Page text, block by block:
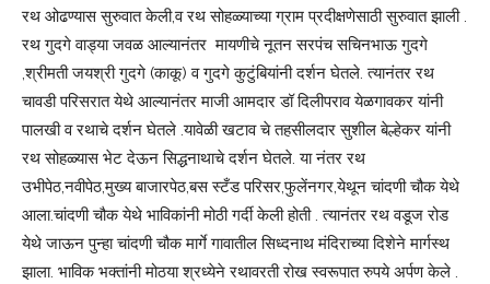
रथ ओढण्यास सुरुवात केली,व रथ सोहळ्याच्या ग्राम प्रदीक्षणेसाठी सुरुवात झाली .
रथ गुदगे वाड्या जवळ आल्यानंतर मायणीचे नूतन सरपंच सचिनभाऊ गुदगे
,श्रीमती जयश्री गुदगे (काकू) व गुदगे कुटुंबियांनी दर्शन घेतले. त्यानंतर रथ
चावडी परिसरात येथे आल्यानंतर माजी आमदार डॉ दिलीपराव येळगावकर यांनी
पालखी व रथाचे दर्शन घेतले .यावेळी खटाव चे तहसीलदार सुशील बेल्हेकर यांनी
रथ सोहळ्यास भेट देऊन सिद्धनाथाचे दर्शन घेतले. या नंतर रथ
उभीपेठ,नवीपेठ,मुख्य बाजारपेठ,बस स्टँड परिसर,फुलेंनगर,येथून चांदणी चौक येथे
आला.चांदणी चौक येथे भाविकांनी मोठी गर्दी केली होती . त्यानंतर रथ वडूज रोड
येथे जाऊन पुन्हा चांदणी चौक मार्गे गावातील सिध्दनाथ मंदिराच्या दिशेने मार्गस्थ
झाला. भाविक भक्तांनी मोठया श्रध्येने रथावरती रोख स्वरूपात रुपये अर्पण केले .